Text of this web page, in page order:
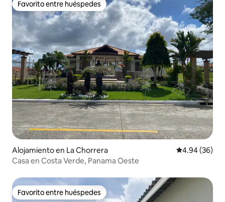
Favorito entre huéspedes
Favorito entre huéspedes
Alojamiento en La Chorrera Calificación
4.94 (36)
Casa en Costa Verde, Panama Oeste
Favorito entre huéspedes
Favorito entre huéspedes